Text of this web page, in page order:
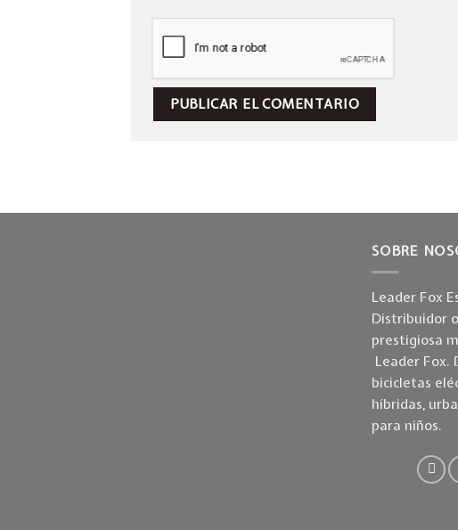
SOBRE
Leader Fox
Distribuidor
prestigiosa
Leader Fox.
bicicletas
híbridas,
para niños.